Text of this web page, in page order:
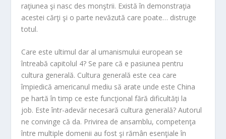
raţiunea şi nasc des monştrii. Există în demonstraţia
acestei cărţi şi o parte nevăzută care poate… distruge
totul.
Care este ultimul dar al umanismului european se
întreabă capitolul 4? Se pare că e pasiunea pentru
cultura generală. Cultura generală este cea care
împiedică americanul mediu să arate unde este China
pe hartă în timp ce este funcţional fără dificultăţi la
job. Este într-adevăr necesară cultura generală? Autorul
ne convinge că da. Privirea de ansamblu, competenţa
între multiple domenii au fost şi rămân esenţiale în